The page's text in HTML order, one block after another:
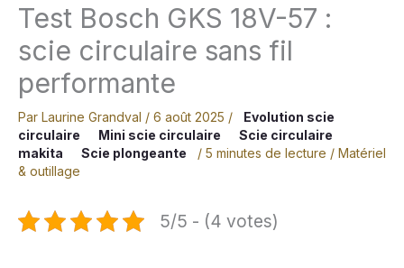
Test Bosch GKS 18V-57 :
scie circulaire sans fil
performante
Par Laurine Grandval / 6 août 2025 /
Evolution scie
circulaire
Mini scie circulaire
Scie circulaire
makita
Scie plongeante / 5 minutes de lecture / Matériel
& outillage
5/5 - (4 votes)